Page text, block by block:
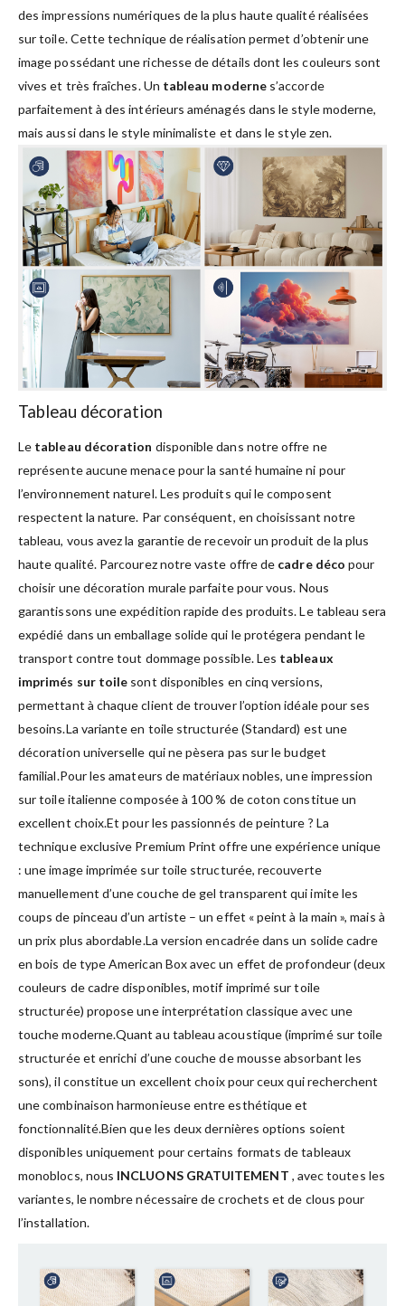
des impressions numériques de la plus haute qualité réalisées
sur toile. Cette technique de réalisation permet d’obtenir une
image possédant une richesse de détails dont les couleurs sont
vives et très fraîches. Un tableau modernes’accorde
parfaitement à des intérieurs aménagés dans le style moderne,
mais aussi dans le style minimaliste et dans le style zen.
Tableau décoration
Le tableau décoration disponible dans notre offre ne
représente aucune menace pour la santé humaine ni pour
l’environnement naturel. Les produits qui le composent
respectent la nature. Par conséquent, en choisissant notre
tableau, vous avez la garantie de recevoir un produit de la plus
haute qualité. Parcourez notre vaste offre de cadre déco pour
choisir une décoration murale parfaite pour vous. Nous
garantissons une expédition rapide des produits. Le tableau sera
expédié dans un emballage solide qui le protégera pendant le
transport contre tout dommage possible. Les tableaux
imprimés sur toile sont disponibles en cinq versions,
permettant à chaque client de trouver l’option idéale pour ses
besoins.La variante en toile structurée (Standard) est une
décoration universelle qui ne pèsera pas sur le budget
familial.Pour les amateurs de matériaux nobles, une impression
sur toile italienne composée à 100 % de coton constitue un
excellent choix.Et pour les passionnés de peinture ? La
technique exclusive Premium Print offre une expérience unique
: une image imprimée sur toile structurée, recouverte
manuellement d’une couche de gel transparent qui imite les
coups de pinceau d’un artiste – un effet « peint à la main », mais à
un prix plus abordable.La version encadrée dans un solide cadre
en bois de type American Box avec un effet de profondeur (deux
couleurs de cadre disponibles, motif imprimé sur toile
structurée) propose une interprétation classique avec une
touche moderne.Quant au tableau acoustique (imprimé sur toile
structurée et enrichi d’une couche de mousse absorbant les
sons), il constitue un excellent choix pour ceux qui recherchent
une combinaison harmonieuse entre esthétique et
fonctionnalité.Bien que les deux dernières options soient
disponibles uniquement pour certains formats de tableaux
monoblocs, nous INCLUONS GRATUITEMENT , avec toutes les
variantes, le nombre nécessaire de crochets et de clous pour
l’installation.